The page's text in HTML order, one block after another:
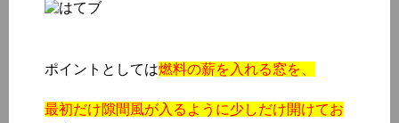
ポイントとしては燃料の薪を入れる窓を、
最初だけ隙間風が入るように少しだけ開けてお